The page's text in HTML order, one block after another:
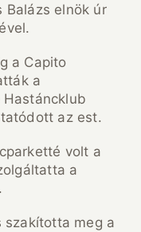
Balázs elnök úr
a Capito
a
az est.
volt a
a
szakította meg a